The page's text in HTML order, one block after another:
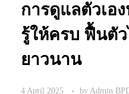
การดูแลตัวเอ
รู้ให้ครบ ฟื้นตั
ยาวนาน
4 April 2025 by Admin